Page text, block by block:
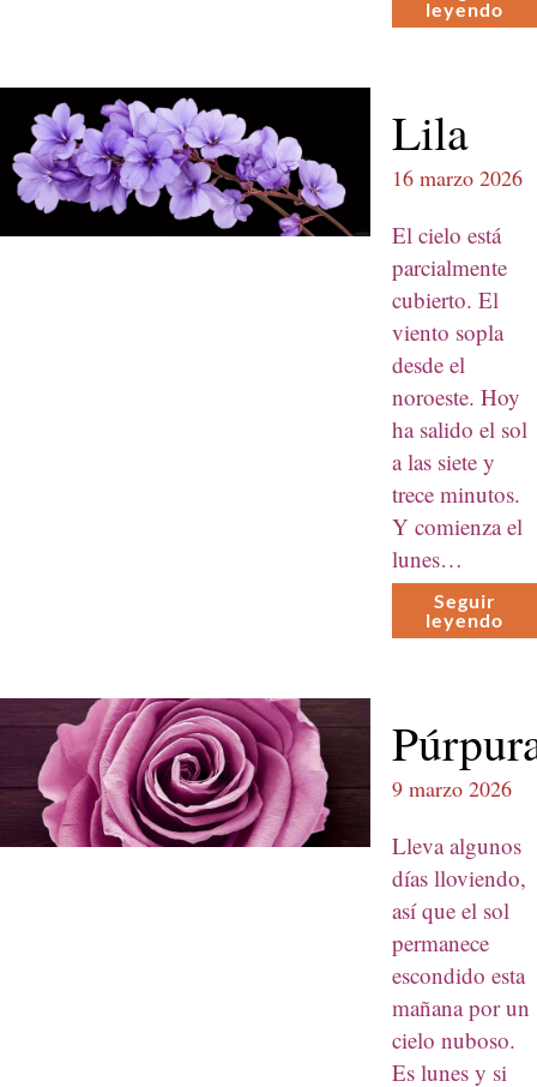
leyen­do
Lila
16 marzo 2026
El cielo está
par­cial­mente
cubier­to. El
vien­to sopla
des­de el
noroeste. Hoy
ha sali­do el sol
a las siete y
trece min­u­tos.
Y comien­za el
lunes…
Seguir
leyen­do
9 marzo 2026
Lle­va algunos
días llovien­do,
así que el sol
per­manece
escon­di­do esta
mañana por un
cielo nuboso.
Es lunes y si